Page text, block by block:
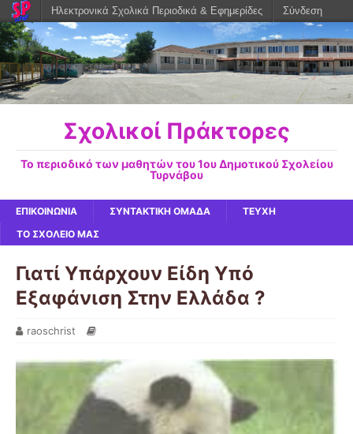
Σχολικοί Πράκτορες
Το περιοδικό των μαθητών του 1ου Δημοτικού Σχολείου
Τυρνάβου
ΕΠΙΚΟΙΝΩΝΙΑ ΣΥΝΤΑΚΤΙΚΗ ΟΜΑΔΑ
ΤΕΥΧΗ
ΤΟ ΣΧΟΛΕΙΟ ΜΑΣ
Γιατί Υπάρχουν Είδη Υπό
Εξαφάνιση Στην Ελλάδα ?
raoschrist
Ηλεκτρονικά Σχολικά Περιοδικά & Εφημερίδες Σύνδεση